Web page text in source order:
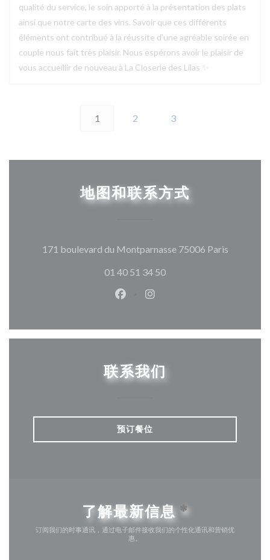
qualité du service, le soin apporté à la présentation des plats
ainsi que notre carte des vins. Savoir que ces différents
éléments ont contribué à la réussite d’une agréable soirée en
couple nous fait très plaisir. Nous espérons avoir le plaisir de
vous accueillir de nouveau à La Closerie des Lilas ✨
1 2 3
地图和联系方式
171 boulevard du Montparnasse 75006 Paris((在新窗
01 40 51 34 50
Facebook ((在新窗口中打开))
Instagram ((在新窗口中
联系我们
预订餐位
了解最新信息 *
订阅我们的时事通讯，通过电子邮件接收我们的个性化通讯和营销优
惠。